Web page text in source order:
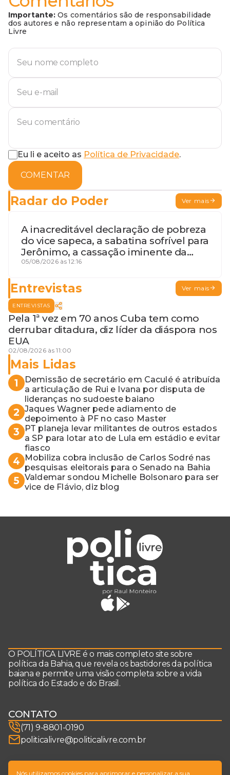
Importante: Os comentários são de responsabilidade
dos autores e não representam a opinião do Política
Livre
Eu li e aceito as Política de Privacidade.
COMENTAR
Radar do Poder Ver mais
A inacreditável declaração de pobreza
do vice sapeca, a sabatina sofrível para
Jerônimo, a cassação iminente da
desembargadora e a vaga do Quinto
05/08/2026 às 12:16
Entrevistas Ver mais
ENTREVISTAS
Pela 1ª vez em 70 anos Cuba tem como
derrubar ditadura, diz líder da diáspora nos
EUA
02/08/2026 às 11:00
Mais Lidas
1
Demissão de secretário em Caculé é atribuída
a articulação de Rui e Ivana por disputa de
lideranças no sudoeste baiano
2 Jaques Wagner pede adiamento de
depoimento à PF no caso Master
3
PT planeja levar militantes de outros estados
a SP para lotar ato de Lula em estádio e evitar
fiasco
4
Mobiliza cobra inclusão de Carlos Sodré nas
pesquisas eleitorais para o Senado na Bahia
5 Valdemar sondou Michelle Bolsonaro para ser
vice de Flávio, diz blog
O POLÍTICA LIVRE é o mais completo site sobre
política da Bahia, que revela os bastidores da política
baiana e permite uma visão completa sobre a vida
política do Estado e do Brasil.
CONTATO
(71) 9-8801-0190
politicalivre@politicalivre.com.br
SIGA-NOS
Nós utilizamos cookies para aprimorar e personalizar a sua